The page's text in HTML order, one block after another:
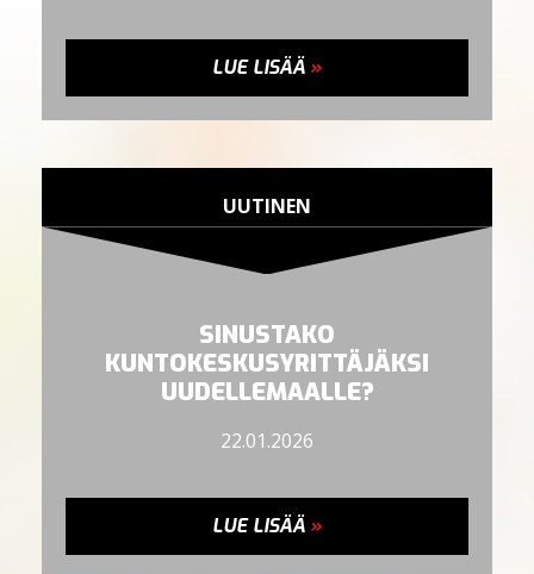
LUE LISÄÄ »
UUTINEN
SINUSTAKO
KUNTOKESKUSYRITTÄJÄKSI
UUDELLEMAALLE?
22.01.2026
LUE LISÄÄ »